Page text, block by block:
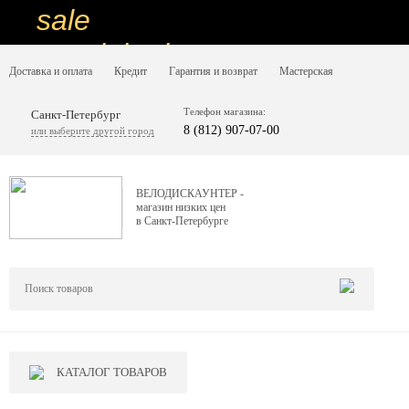
sale
special price
ну очень
вот дешево
sale
sale
Доставка и оплата Кредит Гарантия и возврат Мастерская
Санкт-Петербург
или выберите другой город
Телефон магазина:
8 (812) 907-07-00
ВЕЛОДИСКАУНТЕР -
магазин низких цен
в Санкт-Петербурге
КАТАЛОГ ТОВАРОВ